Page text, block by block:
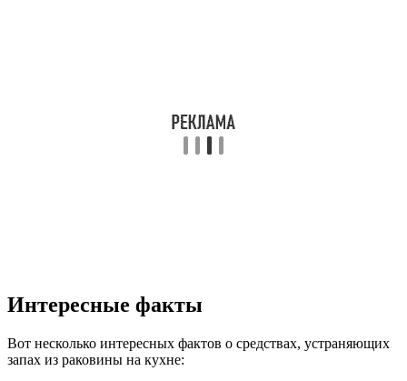
Интересные факты
Вот несколько интересных фактов о средствах, устраняющих
запах из раковины на кухне: